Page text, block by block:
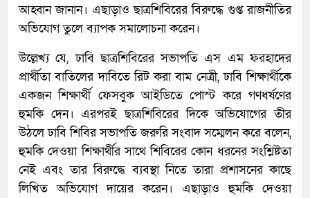
আহ্বান জানান। এছাড়াও ছাত্রশিবিরের বিরুদ্ধে গুপ্ত রাজনীতির
অভিযোগ তুলে ব্যাপক সমালোচনা করেন।
উল্লেখ্য যে, ঢাবি ছাত্রশিবিরের সভাপতি এস এম ফরহাদের
প্রার্থীতা বাতিলের দাবিতে রিট করা বাম নেত্রী, ঢাবি শিক্ষার্থীকে
একজন শিক্ষার্থী ফেসবুক আইডিতে পোস্ট করে গণধর্ষণের
হুমকি দেন। এরপরই ছাত্রশিবিরের দিকে অভিযোগের তীর
উঠলে ঢাবি শিবির সভাপতি জরুরি সংবাদ সম্মেলন করে বলেন,
হুমকি দেওয়া শিক্ষার্থীর সাথে শিবিরের কোন ধরনের সংশ্লিষ্টতা
নেই এবং তার বিরুদ্ধে ব্যবস্থা নিতে তারা প্রশাসনের কাছে
লিখিত অভিযোগ দায়ের করেন। এছাড়াও হুমকি দেওয়া